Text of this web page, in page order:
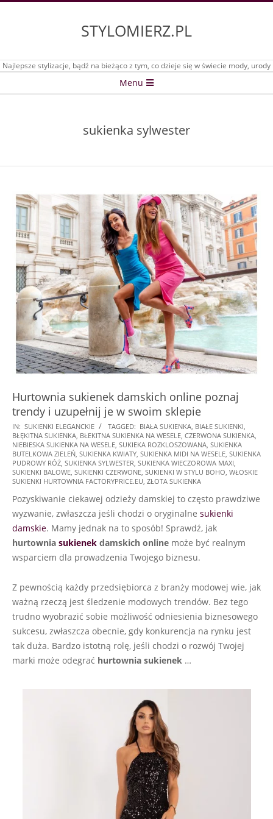
STYLOMIERZ.PL
Najlepsze stylizacje, bądź na bieżąco z tym, co dzieje się w świecie mody, urody
Menu
sukienka sylwester
Hurtownia sukienek damskich online poznaj
trendy i uzupełnij je w swoim sklepie
2025-
01-
19
IN: SUKIENKI ELEGANCKIE TAGGED: BIAŁA SUKIENKA, BIAŁE SUKIENKI,
BŁĘKITNA SUKIENKA, BŁEKITNA SUKIENKA NA WESELE, CZERWONA SUKIENKA,
NIEBIESKA SUKIENKA NA WESELE, SUKIEKA ROZKLOSZOWANA, SUKIENKA
BUTELKOWA ZIELEŃ, SUKIENKA KWIATY, SUKIENKA MIDI NA WESELE, SUKIENKA
PUDROWY RÓŻ, SUKIENKA SYLWESTER, SUKIENKA WIECZOROWA MAXI,
SUKIENKI BALOWE, SUKIENKI CZERWONE, SUKIENKI W STYLU BOHO, WŁOSKIE
SUKIENKI HURTOWNIA FACTORYPRICE.EU, ZŁOTA SUKIENKA
Pozyskiwanie ciekawej odzieży damskiej to często prawdziwe
wyzwanie, zwłaszcza jeśli chodzi o oryginalne sukienki
damskie. Mamy jednak na to sposób! Sprawdź, jak
hurtownia sukienek damskich online może być realnym
wsparciem dla prowadzenia Twojego biznesu.
Z pewnością każdy przedsiębiorca z branży modowej wie, jak
ważną rzeczą jest śledzenie modowych trendów. Bez tego
trudno wyobrazić sobie możliwość odniesienia biznesowego
sukcesu, zwłaszcza obecnie, gdy konkurencja na rynku jest
tak duża. Bardzo istotną rolę, jeśli chodzi o rozwój Twojej
marki może odegrać hurtownia sukienek …